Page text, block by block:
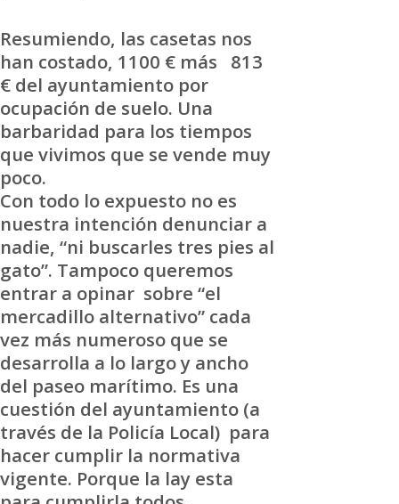
Resumiendo, las casetas nos
han costado, 1100 € más 813
€ del ayuntamiento por
ocupación de suelo. Una
barbaridad para los tiempos
que vivimos que se vende muy
poco.
Con todo lo expuesto no es
nuestra intención denunciar a
nadie, “ni buscarles tres pies al
gato”. Tampoco queremos
entrar a opinar sobre “el
mercadillo alternativo” cada
vez más numeroso que se
desarrolla a lo largo y ancho
del paseo marítimo. Es una
cuestión del ayuntamiento (a
través de la Policía Local) para
hacer cumplir la normativa
vigente. Porque la lay esta